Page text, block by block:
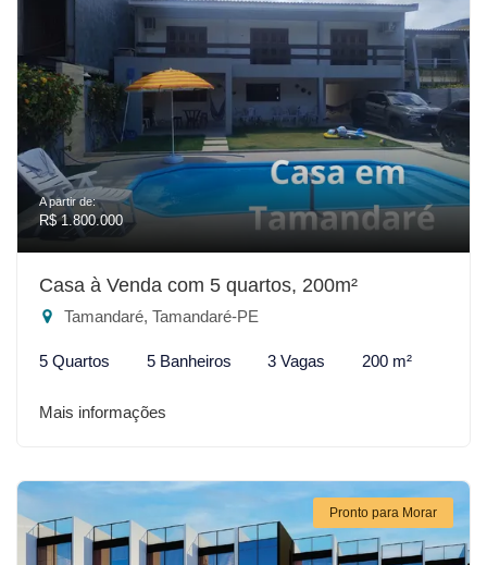
A partir de:
R$ 1.800.000
Casa à Venda com 5 quartos, 200m²
Tamandaré, Tamandaré-PE
5 Quartos 5 Banheiros 3 Vagas 200 m²
Mais informações
Pronto para Morar